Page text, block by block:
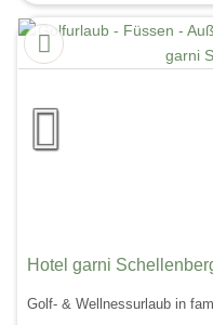
Hotel garni
Golf- & Wellnessurlaub in